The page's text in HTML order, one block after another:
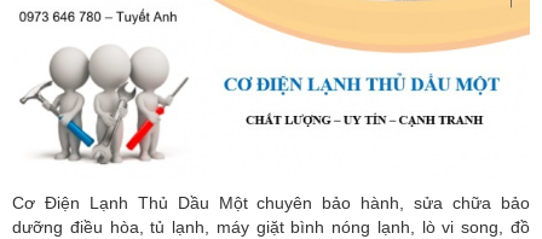
Cơ Điện Lạnh Thủ Dầu Một chuyên bảo hành, sửa chữa bảo
dưỡng điều hòa, tủ lạnh, máy giặt bình nóng lạnh, lò vi song, đồ